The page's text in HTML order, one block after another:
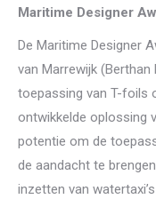
Maritime Designer
De Maritime Designer
van Marrewijk
toepassing van T-foils
ontwikkelde oplossing
potentie om de
de aandacht te
inzetten van